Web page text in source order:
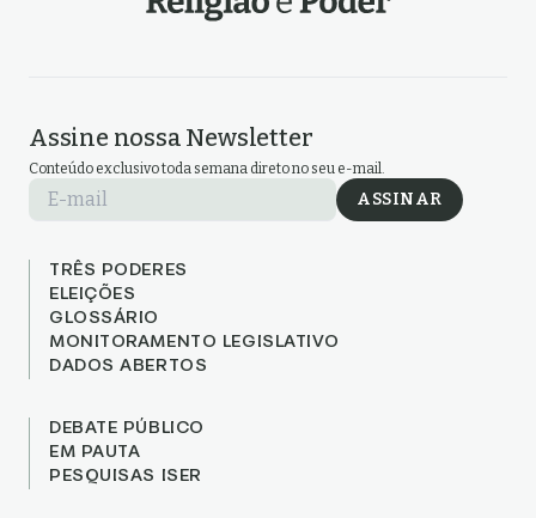
Assine nossa Newsletter
Conteúdo exclusivo toda semana direto no seu e-mail.
E-mail ASSINAR
TRÊS PODERES
ELEIÇÕES
GLOSSÁRIO
MONITORAMENTO LEGISLATIVO
DADOS ABERTOS
DEBATE PÚBLICO
EM PAUTA
PESQUISAS ISER